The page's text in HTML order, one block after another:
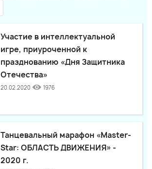
Участие в интеллектуальной
игре, приуроченной к
празднованию «Дня Защитника
Отечества»
20.02.2020 1976
Танцевальный марафон «Master-
Star: ОБЛАСТЬ ДВИЖЕНИЯ» -
2020 г.